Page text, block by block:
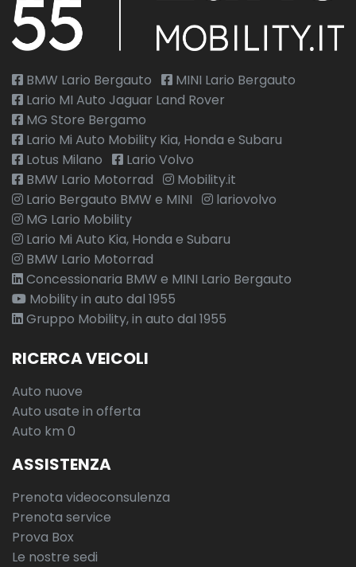
BMW Lario Bergauto
MINI Lario Bergauto
Lario MI Auto Jaguar Land Rover
MG Store Bergamo
Lario Mi Auto Mobility Kia, Honda e Subaru
Lotus Milano
Lario Volvo
BMW Lario Motorrad
Mobility.it
Lario Bergauto BMW e MINI
lariovolvo
MG Lario Mobility
Lario Mi Auto Kia, Honda e Subaru
BMW Lario Motorrad
Concessionaria BMW e MINI Lario Bergauto
Mobility in auto dal 1955
Gruppo Mobility, in auto dal 1955
RICERCA VEICOLI
Auto nuove
Auto usate in offerta
Auto km 0
ASSISTENZA
Prenota videoconsulenza
Prenota service
Prova Box
Le nostre sedi